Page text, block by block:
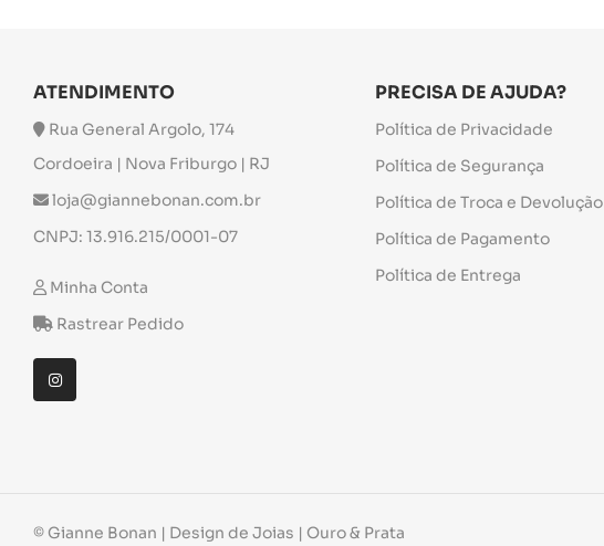
ATENDIMENTO
Rua General Argolo, 174
Cordoeira | Nova Friburgo | RJ
loja@giannebonan.com.br
CNPJ: 13.916.215/0001-07
Minha Conta
Rastrear Pedido
PRECISA DE AJUDA?
Política de Privacidade
Política de Segurança
Política de Troca e Devolução
Política de Pagamento
Política de Entrega
© Gianne Bonan | Design de Joias | Ouro & Prata